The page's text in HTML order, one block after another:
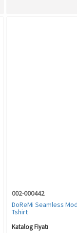
002-000442
DoReMi Seamless
Tshirt
Katalog Fiyatı